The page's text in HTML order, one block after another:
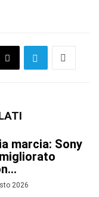
marcia: Sony
2026